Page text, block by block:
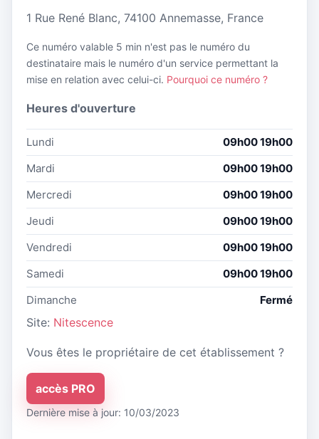
1 Rue René Blanc, 74100 Annemasse, France
Ce numéro valable 5 min n'est pas le numéro du
destinataire mais le numéro d'un service permettant la
mise en relation avec celui-ci. Pourquoi ce numéro ?
Heures d'ouverture
Lundi
09h00 19h00
Mardi
09h00 19h00
Mercredi
09h00 19h00
Jeudi
09h00 19h00
Vendredi
09h00 19h00
Samedi
09h00 19h00
Dimanche
Fermé
Site: Nitescence
Vous êtes le propriétaire de cet établissement ?
accès PRO
Dernière mise à jour: 10/03/2023